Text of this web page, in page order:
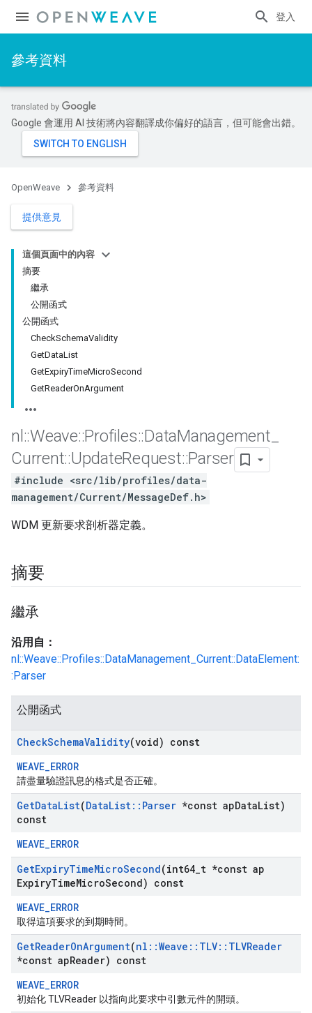
登入
參考資料
Google 會運用 AI 技術將內容翻譯成你偏好的語言，但可能會出錯。
OpenWeave 參考資料
提供意見
這個頁面中的內容
摘要
繼承
公開函式
公開函式
CheckSchemaValidity
GetDataList
GetExpiryTimeMicroSecond
GetReaderOnArgument
nl ::Weave::Profiles::DataManagement
Current::UpdateRequest::Parser
#include <src/lib/profiles/data-
management/Current/MessageDef.h>
WDM 更新要求剖析器定義。
摘要
繼承
沿用自：
nl::Weave::Profiles::DataManagement_Current::DataElement:
:Parser
公開函式
CheckSchemaValidity(void) const
WEAVE_ERROR
請盡量驗證訊息的格式是否正確。
GetDataList(DataList:: Parser *const apDataList)
const
WEAVE_ERROR
GetExpiryTimeMicroSecond(int64 t *const ap
ExpiryTimeMicroSecond) const
WEAVE_ERROR
取得這項要求的到期時間。
GetReaderOnArgument(nl ::Weave :: TLV:: TLVReader
*const apReader) const
WEAVE_ERROR
初始化 TLVReader 以指向此要求中引數元件的開頭。